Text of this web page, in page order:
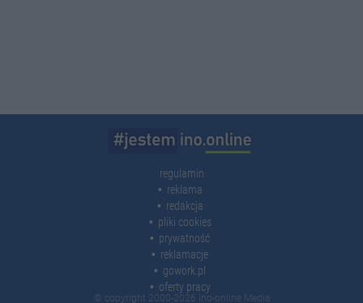
regulamin
reklama
redakcja
pliki cookies
prywatność
reklamacje
gowork.pl
oferty pracy
© copyright 2000-2026 Ino-online Media